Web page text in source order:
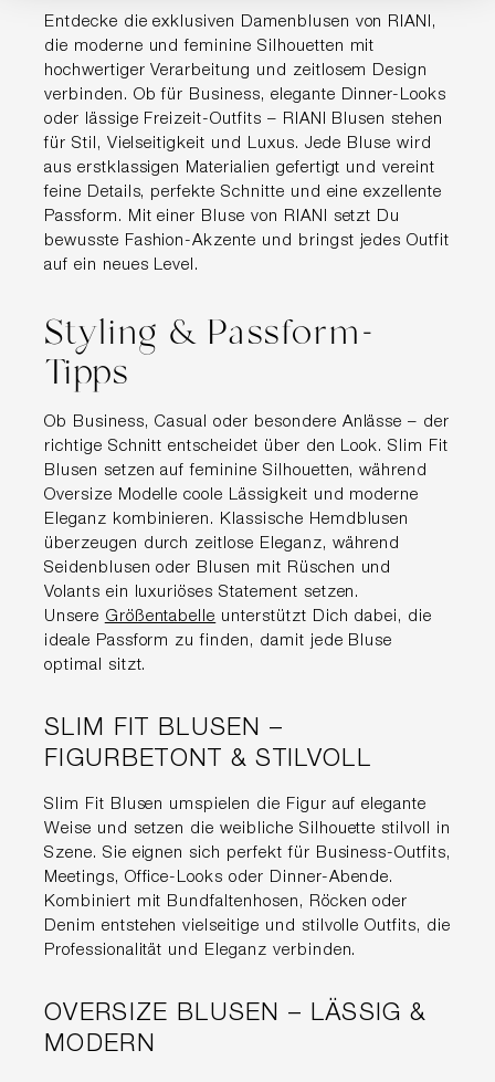
Entdecke die exklusiven Damenblusen von RIANI,
die moderne und feminine Silhouetten mit
hochwertiger Verarbeitung und zeitlosem Design
verbinden. Ob für Business, elegante Dinner-Looks
oder lässige Freizeit-Outfits – RIANI Blusen stehen
für Stil, Vielseitigkeit und Luxus. Jede Bluse wird
aus erstklassigen Materialien gefertigt und vereint
feine Details, perfekte Schnitte und eine exzellente
Passform. Mit einer Bluse von RIANI setzt Du
bewusste Fashion-Akzente und bringst jedes Outfit
auf ein neues Level.
Styling & Passform-
Tipps
Ob Business, Casual oder besondere Anlässe – der
richtige Schnitt entscheidet über den Look. Slim Fit
Blusen setzen auf feminine Silhouetten, während
Oversize Modelle coole Lässigkeit und moderne
Eleganz kombinieren. Klassische Hemdblusen
überzeugen durch zeitlose Eleganz, während
Seidenblusen oder Blusen mit Rüschen und
Volants ein luxuriöses Statement setzen.
Unsere Größentabelle unterstützt Dich dabei, die
ideale Passform zu finden, damit jede Bluse
optimal sitzt.
SLIM FIT BLUSEN –
FIGURBETONT & STILVOLL
Slim Fit Blusen umspielen die Figur auf elegante
Weise und setzen die weibliche Silhouette stilvoll in
Szene. Sie eignen sich perfekt für Business-Outfits,
Meetings, Office-Looks oder Dinner-Abende.
Kombiniert mit Bundfaltenhosen, Röcken oder
Denim entstehen vielseitige und stilvolle Outfits, die
Professionalität und Eleganz verbinden.
OVERSIZE BLUSEN – LÄSSIG &
MODERN